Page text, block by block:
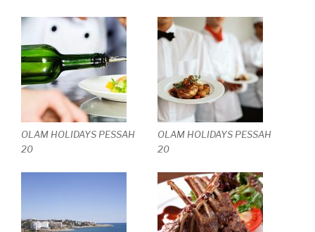
OLAM HOLIDAYS PESSAH
20
OLAM HOLIDAYS PESSAH
20